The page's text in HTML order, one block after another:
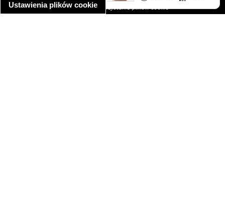
Ustawienia plików cookieinformacja o wykorzystaniu plików cookie